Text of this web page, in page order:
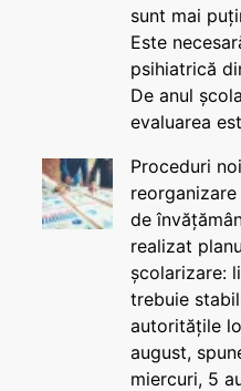
sunt mai
Este
psihiatrică
De anul
evaluarea
Proceduri
de
realizat
școlarizare:
trebuie
autoritățile
august,
miercuri, 5